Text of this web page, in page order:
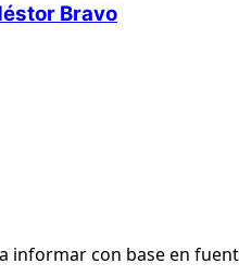
Bravo
con base en